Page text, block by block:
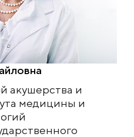
акушерства и
медицины и